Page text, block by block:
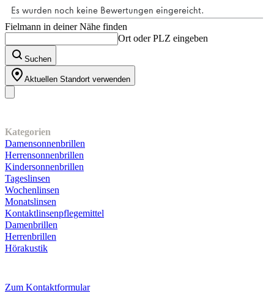
Bewertungen
Fielmann in deiner Nähe finden
Ort oder PLZ eingeben
Suchen
Aktuellen Standort verwenden
Kategorien
Damensonnenbrillen
Herrensonnenbrillen
Kindersonnenbrillen
Tageslinsen
Wochenlinsen
Monatslinsen
Kontaktlinsenpflegemittel
Damenbrillen
Herrenbrillen
Hörakustik
Zum Kontaktformular